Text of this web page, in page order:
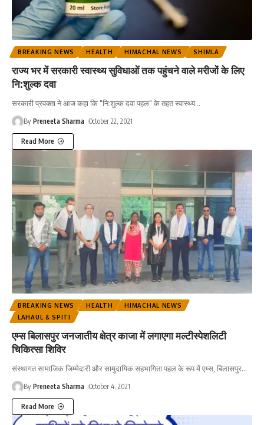
BREAKING NEWS HEALTH HIMACHAL NEWS SHIMLA
राज्य भर में सरकारी स्वास्थ्य सुविधाओं तक पहुंचने वाले मरीजों के लिए
नि:शुल्क दवा
सरकारी प्रवक्ता ने आज कहा कि "नि:शुल्क दवा पहल" के तहत स्वास्थ्य…
By Preneeta Sharma October 22, 2021
Read More
BREAKING NEWS HEALTH
HIMACHAL NEWS
LAHAUL & SPITI
एम्स बिलासपुर जनजातीय क्षेत्र काजा में लगाएगा मल्टीस्पेशलिटी
चिकित्सा शिविर
संस्थागत सामाजिक जिम्मेदारी और सामुदायिक सहभागिता पहल के रूप में एम्स, बिलासपुर…
By Preneeta Sharma October 4, 2021
Read More